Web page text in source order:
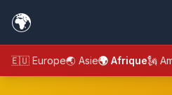
🌍
🇪🇺 Europe🌏 Asie🌍 Afrique🗽